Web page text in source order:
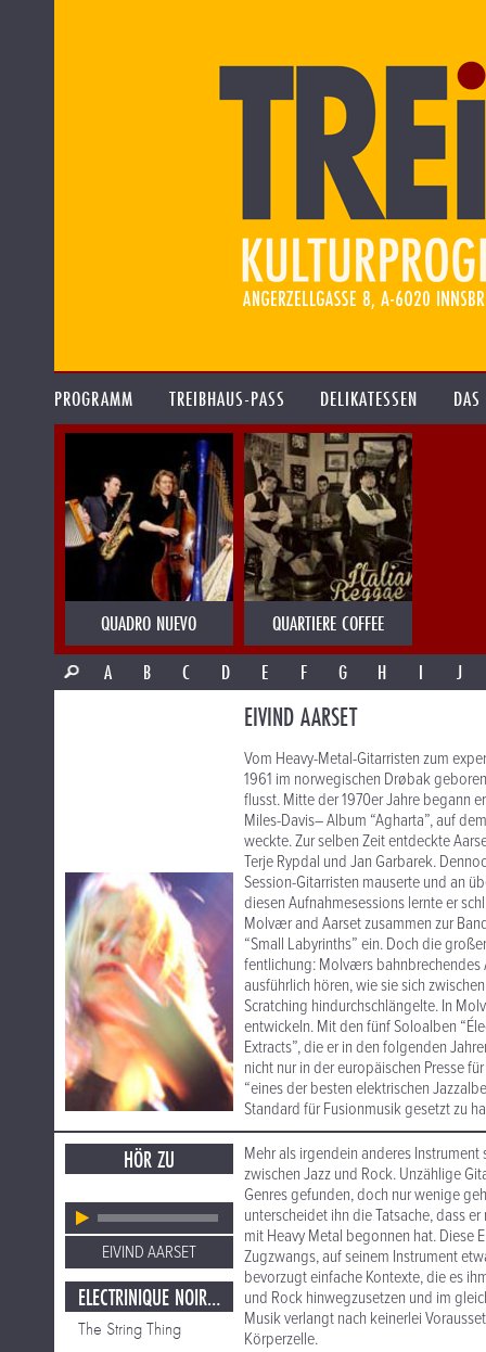
PROGRAMM TREIBHAUS-PASS DELIKATESSEN
QUADRO NUEVO
QUARTIERE COFFEE
A
B C D E F G H I J
EIVIND AARSET
Vom Heavy-Metal-Gitarristen zum
1961 im norwegischen Drøbak
flusst. Mitte der 1970er Jahre begann
Miles-Davis– Album “Agharta”, auf
weckte. Zur selben Zeit entdeckte
Terje Rypdal und Jan Garbarek.
Session-Gitarristen mauserte und an
diesen Aufnahme­ses­sions lernte er
Molvær and Aarset zusammen zur
“Small Labyrinths” ein. Doch die
fentlichung: Molværs bahn­brechendes
ausführlich hören, wie sie sich
Scratching hindurch­schlän­gelte. In
entwickeln. Mit den fünf Soloalben
Extracts”, die er in den folgenden
nicht nur in der europäischen Presse
“eines der besten elek­trischen
Standard für Fusion­musik gesetzt zu
HÖR ZU
EIVIND AARSET
ELECTRINIQUE NOIR / LIGHT EXTRACTS
The String Thing
Mehr als irgendein anderes
zwischen Jazz und Rock. Unzählige
Genres gefunden, doch nur wenige
unter­scheidet ihn die Tatsache, dass
mit Heavy Metal begonnen hat. Diese
Zugzwangs, auf seinem Instrument
bevorzugt einfache Kontexte, die es
und Rock hinwegzusetzen und im
Musik verlangt nach kein­erlei
Körperzelle.